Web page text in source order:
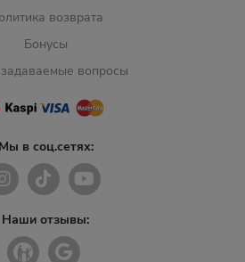
возврата
Бонусы
вопросы
Мы в соц.сетях:
Наши отзывы: